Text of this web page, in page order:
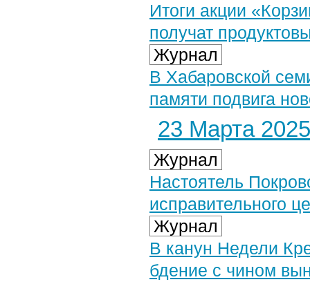
Итоги акции
получат
Журнал
В Хабаровской
памяти подвига
23 Марта 2025
Журнал
Настоятель
исправительного
Журнал
В канун Недели
бдение с чином